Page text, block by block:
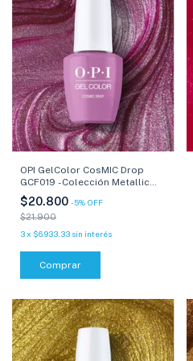
OPI GelColor CosMIC Drop
GCF019 -Colección Metallic
Mega Mix- 15 ml
$20.800 -5% OFF
$21.900
3x $6.933,33 sin interés
Comprar